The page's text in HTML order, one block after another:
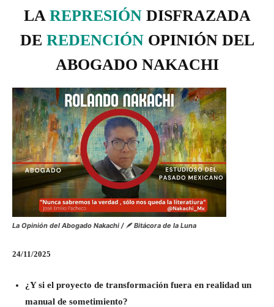
LA REPRESIÓNDISFRAZADA
DE REDENCIÓNOPINIÓN DEL
ABOGADO NAKACHI
La Opinión del Abogado Nakachi / 🪶Bitácora de la Luna
24/11/2025
¿Y si el proyecto de transformación fuera en realidad un
manual de sometimiento?